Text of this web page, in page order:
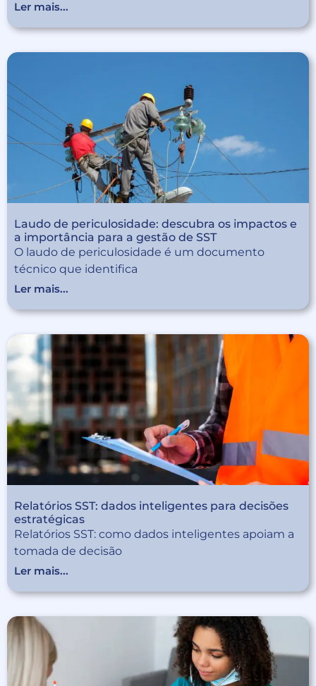
Ler mais...
Laudo de periculosidade: descubra os impactos e
a importância para a gestão de SST
O laudo de periculosidade é um documento
técnico que identifica
Ler mais...
Relatórios SST: dados inteligentes para decisões
estratégicas
Relatórios SST: como dados inteligentes apoiam a
tomada de decisão
Ler mais...